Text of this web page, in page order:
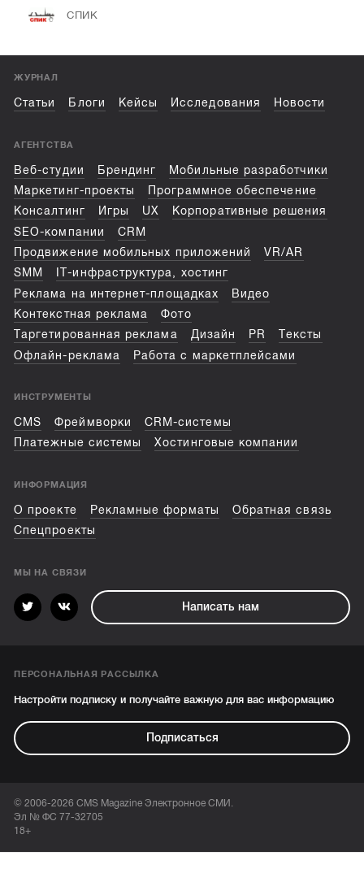
СПИК
ЖУРНАЛ
Статьи Блоги Кейсы Исследования Новости
АГЕНТСТВА
Веб-студии Брендинг
Мобильные разработчики
Маркетинг-проекты
Программное обеспечение
Консалтинг
Игры UX
Корпоративные решения
SEO-компании
CRM
Продвижение мобильных приложений
VR/AR
SMM
IT-инфраструктура, хостинг
Реклама на интернет-площадках
Видео
Контекстная реклама
Фото
Таргетированная реклама
Дизайн PR
Тексты
Офлайн-реклама
Работа с маркетплейсами
ИНСТРУМЕНТЫ
CMS Фреймворки
CRM-системы
Платежные системы
Хостинговые компании
ИНФОРМАЦИЯ
О проекте Рекламные форматы
Обратная связь
Спецпроекты
МЫ НА СВЯЗИ
Написать нам
ПЕРСОНАЛЬНАЯ РАССЫЛКА
Настройти подписку и получайте важную для вас информацию
Подписаться
© 2006-2026 CMS Magazine Электронное СМИ.
Эл № ФС 77-32705
18+